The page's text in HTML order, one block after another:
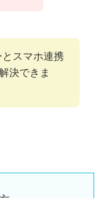
スマホ連携
決できま